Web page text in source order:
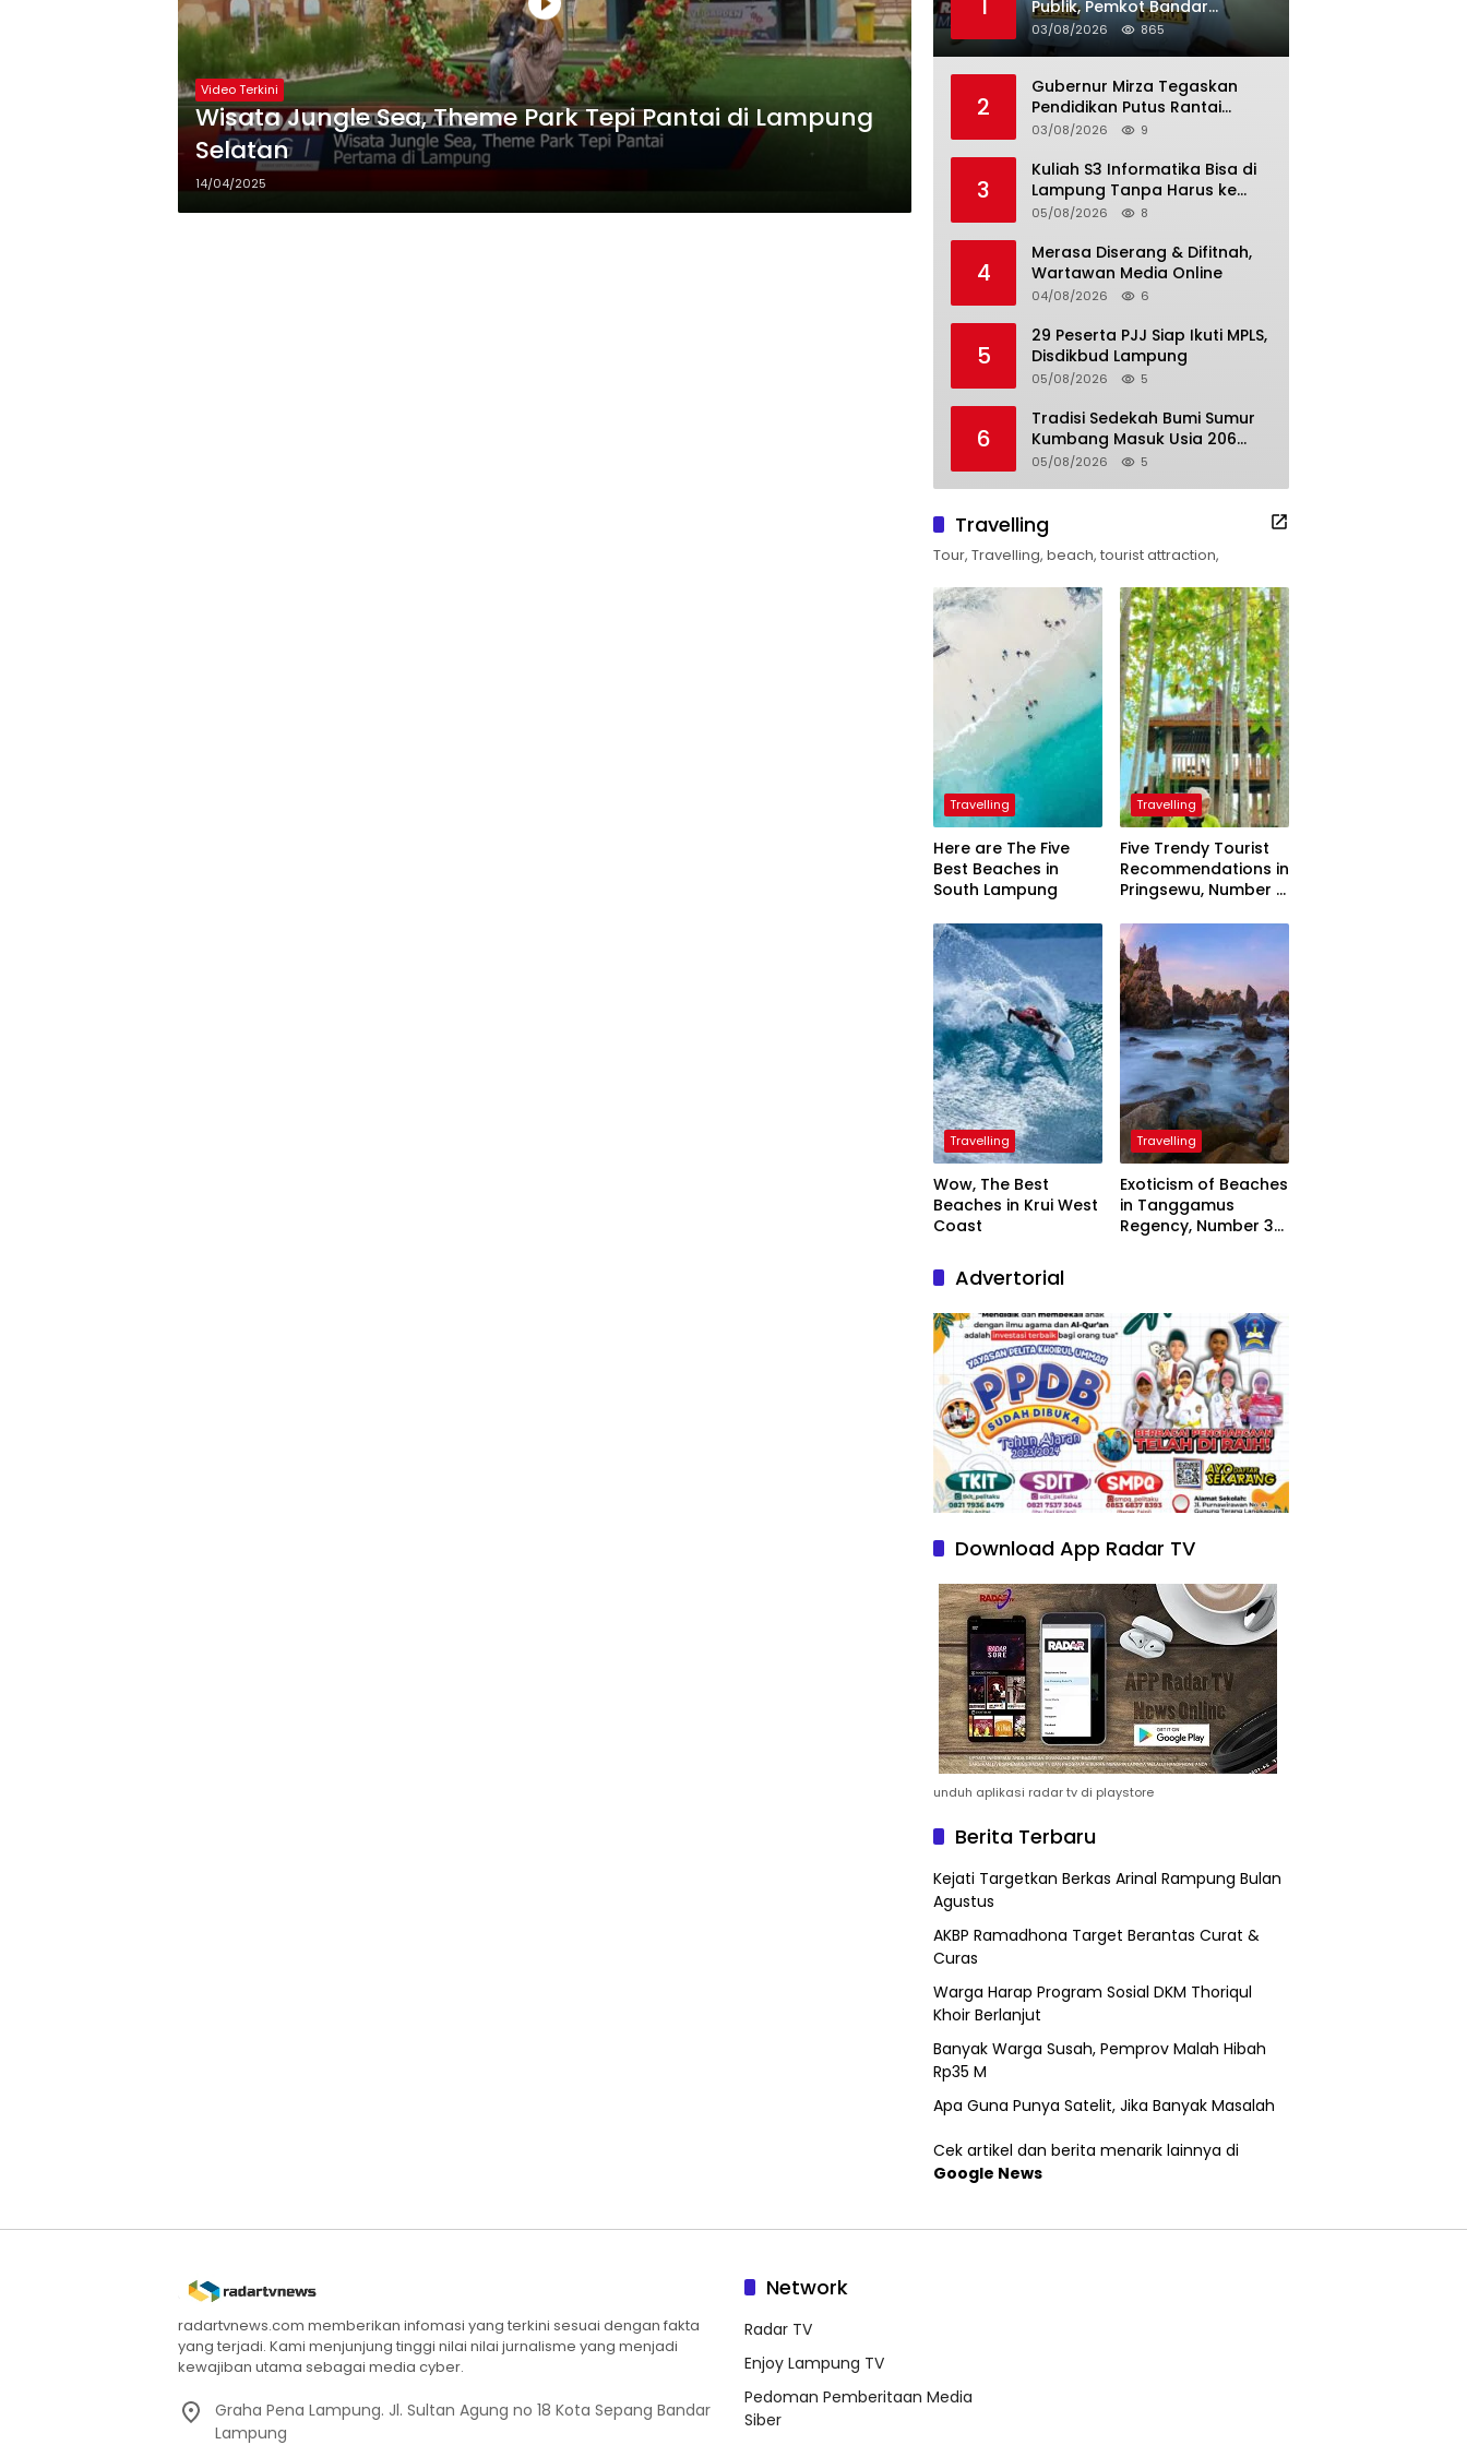
Video Terkini
Wisata Jungle Sea, Theme Park Tepi Pantai di Lampung
Selatan
14/04/2025
1
Publik, Pemkot Bandar
Lampung Uji Coba Bus Umum
03/08/2026 865
2
Gubernur Mirza Tegaskan
Pendidikan Putus Rantai
Kemiskinan
03/08/2026 9
3
Kuliah S3 Informatika Bisa di
Lampung Tanpa Harus ke
Luar Daerah
05/08/2026 8
4
Merasa Diserang & Difitnah,
Wartawan Media Online
04/08/2026 6
5
29 Peserta PJJ Siap Ikuti MPLS,
Disdikbud Lampung
05/08/2026 5
6
Tradisi Sedekah Bumi Sumur
Kumbang Masuk Usia 206
Tahun
05/08/2026 5
Travelling
Tour, Travelling, beach, tourist attraction,
Travelling
Here are The Five
Best Beaches in
South Lampung
Travelling
Five Trendy Tourist
Recommendations in
Pringsewu, Number 3
President
Travelling
Wow, The Best
Beaches in Krui West
Coast
Travelling
Exoticism of Beaches
in Tanggamus
Regency, Number 3
Advertorial
Download App Radar TV
unduh aplikasi radar tv di playstore
Berita Terbaru
Kejati Targetkan Berkas Arinal Rampung Bulan
Agustus
AKBP Ramadhona Target Berantas Curat &
Curas
Warga Harap Program Sosial DKM Thoriqul
Khoir Berlanjut
Banyak Warga Susah, Pemprov Malah Hibah
Rp35 M
Apa Guna Punya Satelit, Jika Banyak Masalah
Cek artikel dan berita menarik lainnya di
Google News
radartvnews.com memberikan infomasi yang terkini sesuai dengan fakta
yang terjadi. Kami menjunjung tinggi nilai nilai jurnalisme yang menjadi
kewajiban utama sebagai media cyber.
Graha Pena Lampung. Jl. Sultan Agung no 18 Kota Sepang Bandar
Lampung
Network
Radar TV
Enjoy Lampung TV
Pedoman Pemberitaan Media
Siber